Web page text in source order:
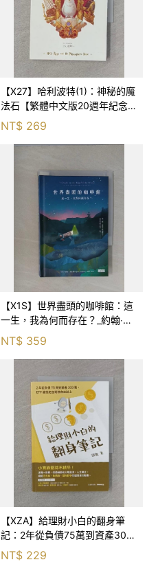
【X27】哈利波特(1)：神秘的魔
法石【繁體中文版20週年紀念】
NT$ 269
【X1S】世界盡頭的咖啡館：這
一生，我為何而存在？_約翰‧史
崔勒基, Elsa
NT$ 359
【XZA】給理財小白的翻身筆
記：2年從負債75萬到資產300
萬，ETF讓我走在財務自由路上_
鐵蛋
NT$ 229